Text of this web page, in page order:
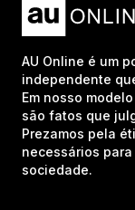
AU Online é um
independente
Em nosso
são fatos que
Prezamos pela
necessários
sociedade.